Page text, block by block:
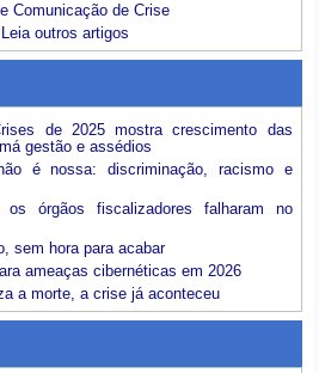
Comunicação de Crise
Leia outros artigos
de 2025 mostra crescimento das
gestão e assédios
é nossa: discriminação, racismo e
órgãos fiscalizadores falharam no
sem hora para acabar
ameaças cibernéticas em 2026
a morte, a crise já aconteceu